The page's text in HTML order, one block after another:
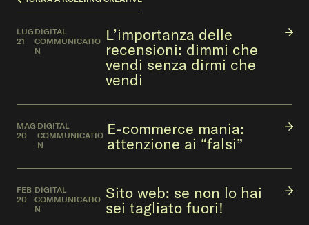
LUG
21
L’importanza delle
recensioni: dimmi che
vendi senza dirmi che
vendi
DIGITAL
COMMUNICATIO
N
MAG
20
E-commerce mania:
attenzione ai “falsi”
DIGITAL
COMMUNICATIO
N
FEB
20
Sito web: se non lo hai
sei tagliato fuori!
DIGITAL
COMMUNICATIO
N